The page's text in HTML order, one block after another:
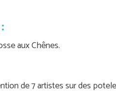
aux Chênes.
de 7 artistes sur des